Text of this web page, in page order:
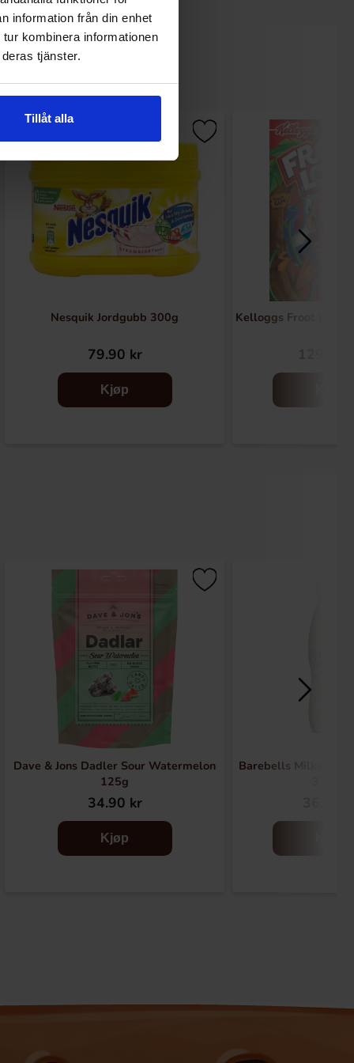
information från din enhet
kombinera informationen
tjänster.
Tillåt alla
Nesquik Jordgubb 300g
79.90 kr
Kjøp
Kelloggs Froot
Dave & Jons Dadler Sour Watermelon
125g
34.90 kr
Kjøp
Barebells Milkshake